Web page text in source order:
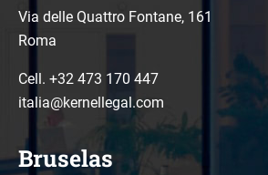
Via delle Quattro Fontane, 161
Roma
Cell. +32 473 170 447
italia@kernellegal.com
Bruselas